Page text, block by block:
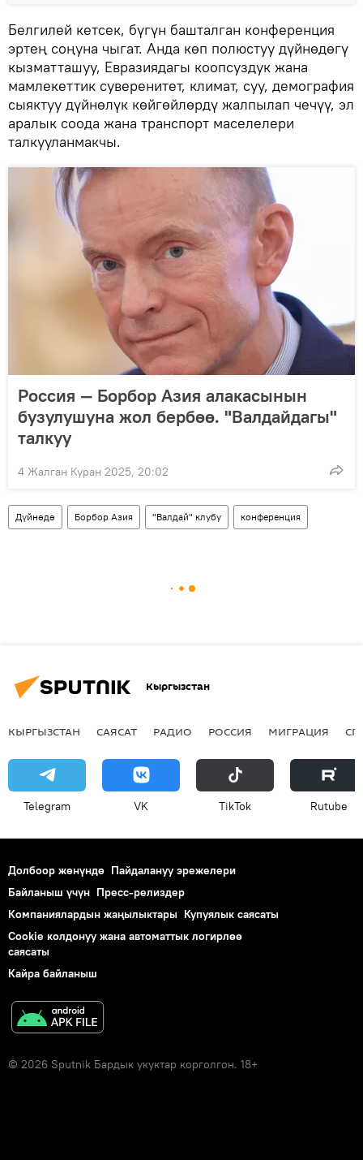
Белгилей кетсек, бүгүн башталган конференция
эртең соңуна чыгат. Анда көп полюстуу дүйнөдөгү
кызматташуу, Евразиядагы коопсуздук жана
мамлекеттик суверенитет, климат, суу, демография
сыяктуу дүйнөлүк көйгөйлөрдү жалпылап чечүү, эл
аралык соода жана транспорт маселелери
талкууланмакчы.
Россия — Борбор Азия алакасынын
бузулушуна жол бербөө. "Валдайдагы"
талкуу
4 Жалган Куран 2025, 20:02
Дүйнөдө Борбор Азия "Валдай" клубу конференция
Кыргызстан
КЫРГЫЗСТАН САЯСАТ РАДИО РОССИЯ МИГРАЦИЯ
Telegram VK ТikТоk Rutube
Долбоор жөнүндө Пайдалануу эрежелери
Байланыш үчүн Пресс-релиздер
Компаниялардын жаңылыктары Купуялык саясаты
Cookie колдонуу жана автоматтык логирлөө
саясаты
Кайра байланыш
© 2026 Sputnik Бардык укуктар корголгон. 18+